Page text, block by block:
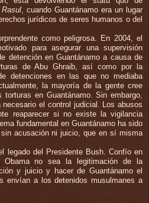
Rasul , cuando Guantánamo era un lugar
jurídicos de seres humanos o del
como peligrosa. En 2004, el
para asegurar una supervisión
detención en Guantánamo a causa de
de Abu Ghraib, así como por la
detenciones en las que no mediaba
la mayoría de la gente cree
en Guantánamo. Sin embargo,
el control judicial. Los abusos
reaparecer si no existe la vigilancia
fundamental en Guantánamo ha sido
acusación ni juicio, que en sí misma
legado del Presidente Bush. Confío en
Obama no sea la legitimación de la
y juicio y hacer de Guantánamo el
envían a los detenidos musulmanes a